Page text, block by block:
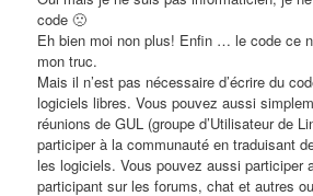
code 🙁
Eh bien moi non plus! Enfin … le code ce
mon truc.
Mais il n’est pas nécessaire d’écrire du
logiciels libres. Vous pouvez aussi
réunions deGUL (groupe d’Utilisateur de
participer à la communauté en traduisant
les logiciels. Vous pouvez aussi participer
participant sur les forums, chat et autres